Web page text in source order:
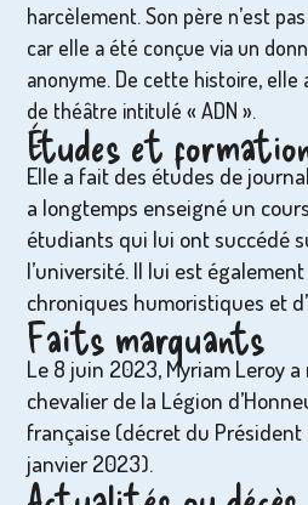
harcèlement. Son père n’est
car elle a été conçue via un
anonyme. De cette histoire,
de théâtre intitulé « ADN ».
Études et
Elle a fait des études de
a longtemps enseigné un
étudiants qui lui ont succédé
l’université. Il lui est
chroniques humoristiques et
Faits marquants
Le 8 juin 2023, Myriam Leroy
chevalier de la Légion
française (décret du Président
janvier 2023).